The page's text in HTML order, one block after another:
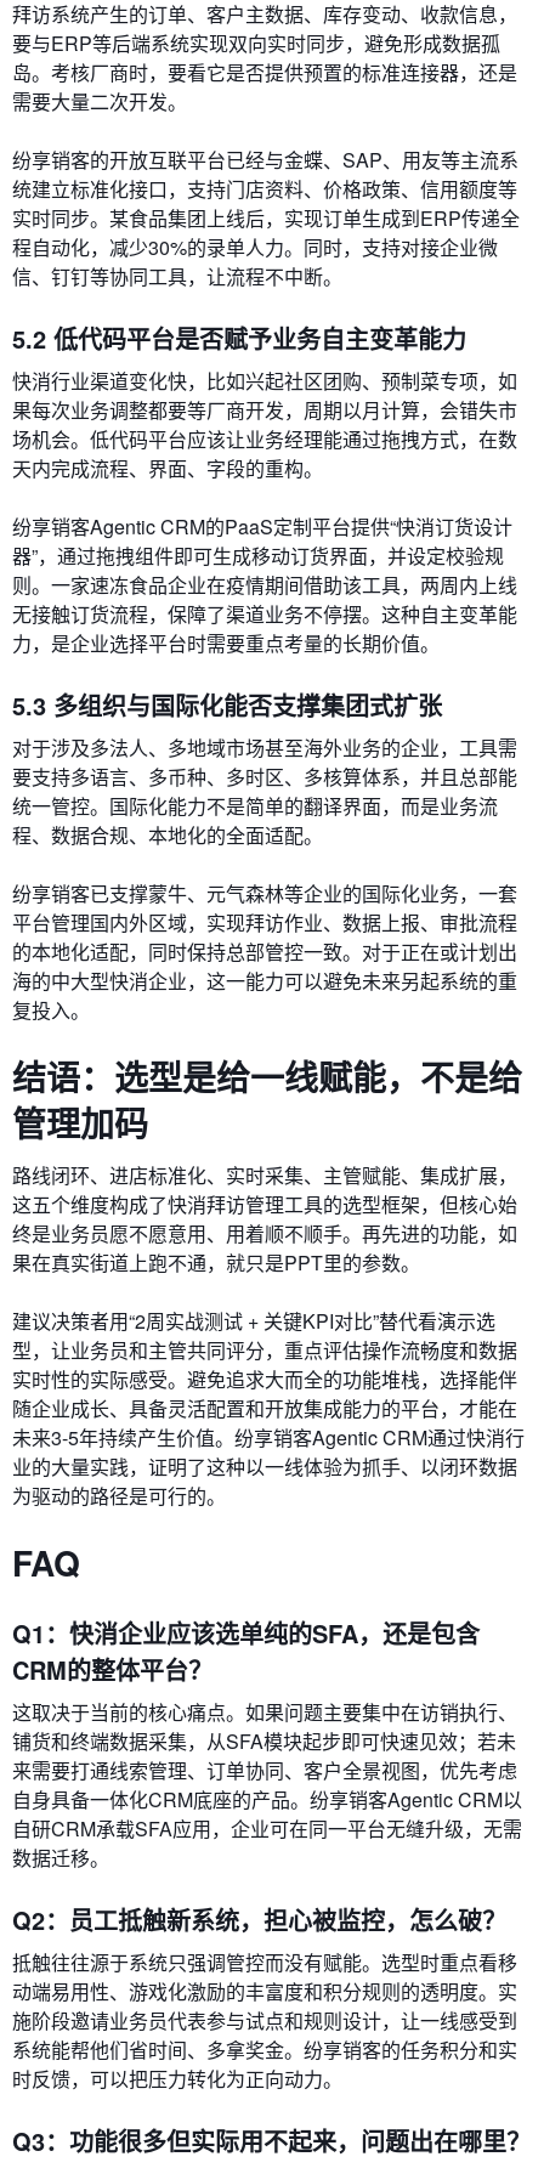
拜访系统产生的订单、客户主数据、库存变动、收款信息，
要与ERP等后端系统实现双向实时同步，避免形成数据孤
岛。考核厂商时，要看它是否提供预置的标准连接器，还是
需要大量二次开发。
纷享销客的开放互联平台已经与金蝶、SAP、用友等主流系
统建立标准化接口，支持门店资料、价格政策、信用额度等
实时同步。某食品集团上线后，实现订单生成到ERP传递全
程自动化，减少30%的录单人力。同时，支持对接企业微
信、钉钉等协同工具，让流程不中断。
5.2 低代码平台是否赋予业务自主变革能力
快消行业渠道变化快，比如兴起社区团购、预制菜专项，如
果每次业务调整都要等厂商开发，周期以月计算，会错失市
场机会。低代码平台应该让业务经理能通过拖拽方式，在数
天内完成流程、界面、字段的重构。
纷享销客Agentic CRM的PaaS定制平台提供“快消订货设计
器”，通过拖拽组件即可生成移动订货界面，并设定校验规
则。一家速冻食品企业在疫情期间借助该工具，两周内上线
无接触订货流程，保障了渠道业务不停摆。这种自主变革能
力，是企业选择平台时需要重点考量的长期价值。
5.3 多组织与国际化能否支撑集团式扩张
对于涉及多法人、多地域市场甚至海外业务的企业，工具需
要支持多语言、多币种、多时区、多核算体系，并且总部能
统一管控。国际化能力不是简单的翻译界面，而是业务流
程、数据合规、本地化的全面适配。
纷享销客已支撑蒙牛、元气森林等企业的国际化业务，一套
平台管理国内外区域，实现拜访作业、数据上报、审批流程
的本地化适配，同时保持总部管控一致。对于正在或计划出
海的中大型快消企业，这一能力可以避免未来另起系统的重
复投入。
结语：选型是给一线赋能，不是给
管理加码
路线闭环、进店标准化、实时采集、主管赋能、集成扩展，
这五个维度构成了快消拜访管理工具的选型框架，但核心始
终是业务员愿不愿意用、用着顺不顺手。再先进的功能，如
果在真实街道上跑不通，就只是PPT里的参数。
建议决策者用“2周实战测试 + 关键KPI对比”替代看演示选
型，让业务员和主管共同评分，重点评估操作流畅度和数据
实时性的实际感受。避免追求大而全的功能堆栈，选择能伴
随企业成长、具备灵活配置和开放集成能力的平台，才能在
未来3-5年持续产生价值。纷享销客Agentic CRM通过快消行
业的大量实践，证明了这种以一线体验为抓手、以闭环数据
为驱动的路径是可行的。
FAQ
Q1：快消企业应该选单纯的SFA，还是包含
CRM的整体平台？
这取决于当前的核心痛点。如果问题主要集中在访销执行、
铺货和终端数据采集，从SFA模块起步即可快速见效；若未
来需要打通线索管理、订单协同、客户全景视图，优先考虑
自身具备一体化CRM底座的产品。纷享销客Agentic CRM以
自研CRM承载SFA应用，企业可在同一平台无缝升级，无需
数据迁移。
Q2：员工抵触新系统，担心被监控，怎么破？
抵触往往源于系统只强调管控而没有赋能。选型时重点看移
动端易用性、游戏化激励的丰富度和积分规则的透明度。实
施阶段邀请业务员代表参与试点和规则设计，让一线感受到
系统能帮他们省时间、多拿奖金。纷享销客的任务积分和实
时反馈，可以把压力转化为正向动力。
Q3：功能很多但实际用不起来，问题出在哪里？